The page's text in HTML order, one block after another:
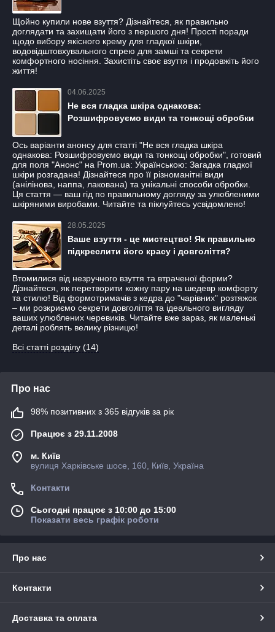
Щойно купили нове взуття? Дізнайтеся, як правильно
доглядати та захищати його з першого дня! Простi поради
щодо вибору якісного крему для гладкої шкіри,
водовідштовхувального спрею для замші та секрети
комфортного носіння. Захистіть своє взуття і продовжіть його
життя!
04.06.2025
Не вся гладка шкіра однакова:
Розшифровуємо види та тонкощі обробки
Ось варіанти анонсу для статті "Не вся гладка шкіра
однакова: Розшифровуємо види та тонкощі обробки", готовий
для поля "Анонс" на Prom.ua: Українською: Загадка гладкої
шкіри розгадана! Дізнайтеся про її різноманітні види
(анілінова, наппа, лакована) та унікальні способи обробки.
Ця стаття — ваш гід по правильному догляду за улюбленими
шкіряними виробами. Читайте та піклуйтесь усвідомлено!
28.05.2025
Ваше взуття - це мистецтво! Як правильно
підкреслити його красу і довголіття?
Втомилися від незручного взуття та втраченої форми?
Дізнайтеся, як перетворити кожну пару на шедевр комфорту
та стилю! Від формотримачів з кедра до "чарівних" розтяжок
– ми розкриємо секрети довголіття та ідеального вигляду
ваших улюблених черевиків. Читайте вже зараз, як маленькі
деталі роблять велику різницю!
Всі статті розділу (14)
Про нас
98% позитивних з 365 відгуків за рік
Працює з 29.11.2008
м. Київ
вулиця Харківське шосе, 160, Київ, Україна
Контакти
Сьогодні працює з 10:00 до 15:00
Показати весь графік роботи
Про нас
Контакти
Доставка та оплата